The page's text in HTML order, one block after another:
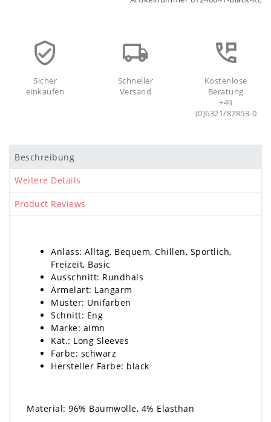
Sicher
einkaufen
Schneller
Versand
Kostenlose
Beratung
+49
(0)6321/87853-0
Beschreibung
Weitere Details
Product Reviews
Anlass: Alltag, Bequem, Chillen, Sportlich,
Freizeit, Basic
Ausschnitt: Rundhals
Ärmelart: Langarm
Muster: Unifarben
Schnitt: Eng
Marke: aimn
Kat.: Long Sleeves
Farbe: schwarz
Hersteller Farbe: black
Material: 96% Baumwolle, 4% Elasthan